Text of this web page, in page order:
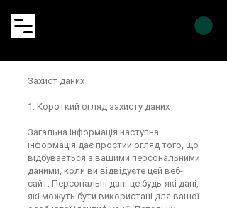
Захист даних
1. Короткий огляд захисту даних
Загальна інформація наступна
інформація дає простий огляд того, що
відбувається з вашими персональними
даними, коли ви відвідуєте цей веб-
сайт. Персональні дані-це будь-які дані,
які можуть бути використані для вашої